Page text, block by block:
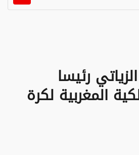
رئيسا
المغربية لكرة